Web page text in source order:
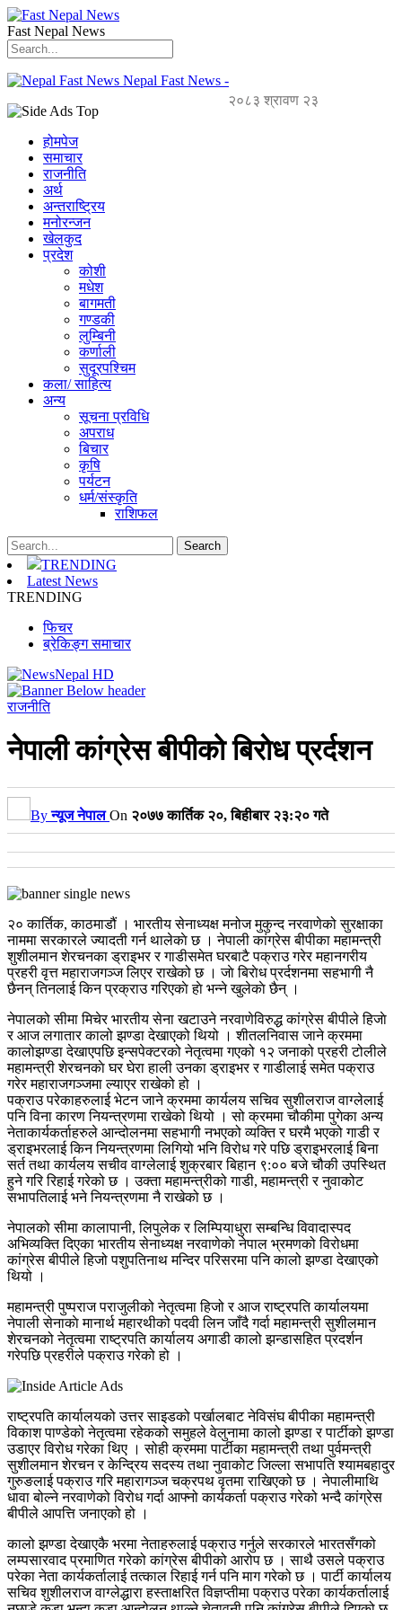
Fast Nepal News
Nepal Fast News -
२०८३ श्रावण २३
होमपेज
समाचार
राजनीति
अर्थ
अन्तराष्ट्रिय
मनोरन्जन
खेलकुद
प्रदेश
कोशी
मधेश
बागमती
गण्डकी
लुम्बिनी
कर्णाली
सुदूरपश्चिम
कला/ साहित्य
अन्य
सूचना प्रविधि
अपराध
बिचार
कृषि
पर्यटन
धर्म/संस्कृति
राशिफल
TRENDING
Latest News
TRENDING
फिचर
ब्रेकिङ्ग समाचार
राजनीति
नेपाली कांग्रेस बीपीको बिराेध प्रर्दशन
Byन्यूज नेपाल On २०७७ कार्तिक २०, बिहीबार २३:२० गते
२० कार्तिक, काठमाडौं । भारतीय सेनाध्यक्ष मनोज मुकुन्द नरवाणेको सुरक्षाका
नाममा सरकारले ज्यादती गर्न थालेकाे छ । नेपाली कांग्रेस बीपीका महामन्त्री
शुशीलमान शेरचनका ड्राइभर र गाडीसमेत घरबाटै पक्राउ गरेर महानगरीय
प्रहरी वृत्त महाराजगञ्ज लिएर राखेको छ । जाे बिराेध प्रर्दशनमा सहभागी नै
छैनन् तिनलाई किन प्रक्राउ गरिएकाे हाे भन्ने खुलेकाे छैन् ।
नेपालको सीमा मिचेर भारतीय सेना खटाउने नरवाणेविरुद्ध कांग्रेस बीपीले हिजाे
र आज लगातार कालो झण्डा देखाएको थियो । शीतलनिवास जाने क्रममा
कालोझण्डा देखाएपछि इन्सपेक्टरको नेतृत्वमा गएको १२ जनाको प्रहरी टोलीले
महामन्त्री शेरचनकाे घर घेरा हाली उनका ड्राइभर र गाडीलाई समेत पक्राउ
गरेर महाराजगञ्जमा ल्याएर राखेको हो ।
पक्राउ परेकाहरुलाई भेटन जाने क्रममा कार्यलय सचिव सुशीलराज वाग्लेलाई
पनि विना कारण नियन्त्रणमा राखेको थियो । सो क्रममा चौकीमा पुगेका अन्य
नेताकार्यकर्ताहरुले आन्दोलनमा सहभागी नभएको व्यक्ति र घरमै भएको गाडी र
ड्राइभरलाई किन नियन्त्रणमा लिगियो भनि विरोध गरे पछि ड्राइभरलाई बिना
सर्त तथा कार्यलय सचीव वाग्लेलाई शुक्रबार बिहान ९:०० बजे चौकी उपस्थित
हुने गरि रिहाई गरेको छ । उक्ता महामन्त्रीको गाडी, महामन्त्री र नुवाकोट
सभापतिलाई भने नियन्त्रणमा नै राखेको छ ।
नेपालको सीमा कालापानी, लिपुलेक र लिम्पियाधुरा सम्बन्धि विवादास्पद
अभिव्यक्ति दिएका भारतीय सेनाध्यक्ष नरवाणेकाे नेपाल भ्रमणको विरोधमा
कांग्रेस बीपीले हिजो पशुपतिनाथ मन्दिर परिसरमा पनि कालो झण्डा देखाएको
थियो ।
महामन्त्री पुष्पराज पराजुलीको नेतृत्वमा हिजो र आज राष्ट्रपति कार्यालयमा
नेपाली सेनाकाे मानार्थ महारथीको पदवी लिन जाँदै गर्दा महामन्त्री सुशीलमान
शेरचनको नेतृत्वमा राष्ट्रपति कार्यालय अगाडी कालो झन्डासहित प्रदर्शन
गरेपछि प्रहरीले पक्राउ गरेको हो ।
राष्ट्रपति कार्यालयको उत्तर साइडको पर्खालबाट नेविसंघ बीपीका महामन्त्री
विकाश पाण्डेको नेतृत्वमा रहेकको समुहले वेलुनामा कालो झण्डा र पार्टीको झण्डा
उडाएर विरोध गरेका थिए । सोही क्रममा पार्टीका महामन्त्री तथा पुर्वमन्त्री
सुशीलमान शेरचन र केन्द्रिय सदस्य तथा नुवाकोट जिल्ला सभापति श्यामबहादुर
गुरुङलाई पक्राउ गरि महारागञ्ज चक्रपथ वृतमा राखिएको छ । नेपालीमाथि
धावा बोल्ने नरवाणेको विरोध गर्दा आफ्नो कार्यकर्ता पक्राउ गरेको भन्दै कांग्रेस
बीपीले आपत्ति जनाएको हो ।
कालो झण्डा देखाएकै भरमा नेताहरुलाई पक्राउ गर्नुले सरकारले भारतसँगको
लम्पसारवाद प्रमाणित गरेको कांग्रेस बीपीको आरोप छ । साथै उसले पक्राउ
परेका नेता कार्यकर्तालाई तत्काल रिहाई गर्न पनि माग गरेको छ । पार्टी कार्यालय
सचिव शुशीलराज वाग्लेद्धारा हस्ताक्षरित विज्ञप्तीमा पक्राउ परेका कार्यकर्तालाई